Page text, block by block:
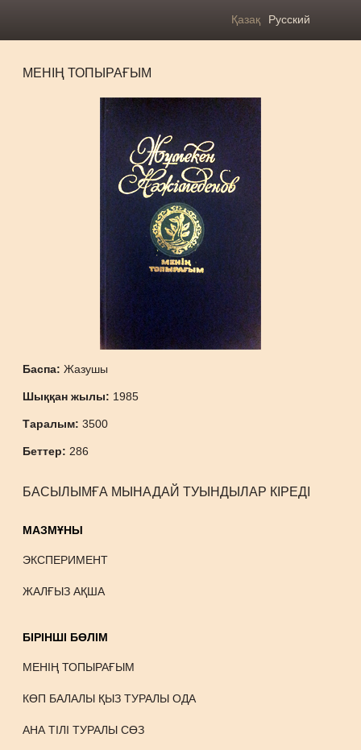
Қазақ Русский
МЕНІҢ ТОПЫРАҒЫМ
Баспа:Жазушы
Шыққан жылы: 1985
Таралым:3500
Беттер: 286
БАСЫЛЫМҒА МЫНАДАЙ ТУЫНДЫЛАР КІРЕДІ
МАЗМҰНЫ
ЭКСПЕРИМЕНТ
ЖАЛҒЫЗ АҚША
БІРІНШІ БӨЛІМ
МЕНІҢ ТОПЫРАҒЫМ
КӨП БАЛАЛЫ ҚЫЗ ТУРАЛЫ ОДА
АНА ТІЛІ ТУРАЛЫ СӨЗ